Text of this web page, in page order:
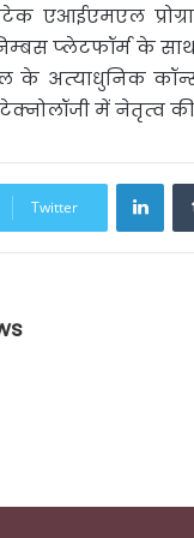
एआईएमएल
प्‍लेटफॉर्म के साथ
अत्‍याधुनिक
टेक्‍नोलॉजी में
Twitter